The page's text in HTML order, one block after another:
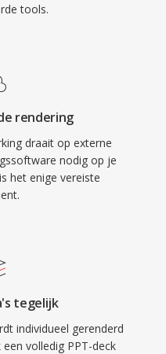
tools.
rendering
draait op externe
nodig op je
het enige vereiste
tegelijk
individueel gerenderd
volledig PPT-deck